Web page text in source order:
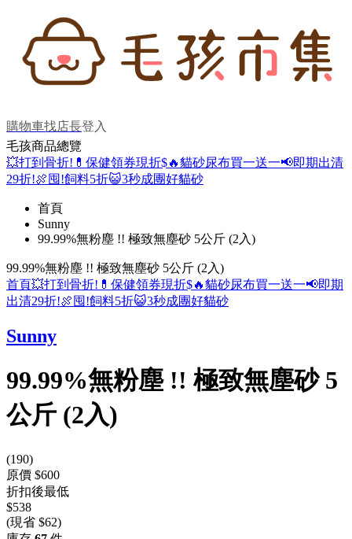
購物車找店長登入
毛孩商品總覽
💥打到骨折! 💊保健領券現折$🔥貓砂尿布買一送一📢即期出清
29折!🍖囤!飼料5折😺3秒成團好貓砂
首頁
Sunny
99.99%無粉塵 !! 極致無塵砂 5公斤 (2入)
99.99%無粉塵 !! 極致無塵砂 5公斤 (2入)
首頁💥打到骨折! 💊保健領券現折$🔥貓砂尿布買一送一📢即期
出清29折!🍖囤!飼料5折😺3秒成團好貓砂
Sunny
99.99%無粉塵 !! 極致無塵砂 5
公斤 (2入)
(190)
原價 $600
折扣後最低
$538
(現省 $62)